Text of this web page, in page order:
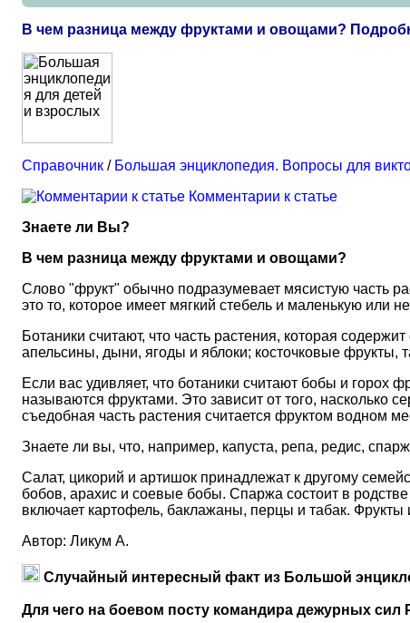
В чем разница между фруктами и овощами?
Справочник / Большая энциклопедия. Вопросы для
Комментарии к статье
Знаете ли Вы?
В чем разница между фруктами и овощами?
Слово "фрукт" обычно подразумевает мясистую часть
это то, которое имеет мягкий стебель и маленькую или
Ботаники считают, что часть растения, которая
апельсины, дыни, ягоды и яблоки; косточковые фрукты,
Если вас удивляет, что ботаники считают бобы и горох
называются фруктами. Это зависит от того, насколько
съедобная часть растения считается фруктом водном
Знаете ли вы, что, например, капуста, репа, редис,
Салат, цикорий и артишок принадлежат к другому
бобов, арахис и соевые бобы. Спаржа состоит в
включает картофель, баклажаны, перцы и табак.
Автор: Ликум А.
Случайный интересный факт из Большой
Для чего на боевом посту командира дежурных сил